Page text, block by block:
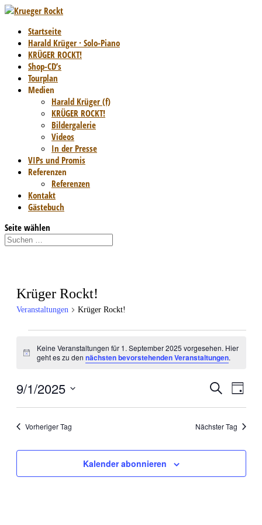
Startseite
Harald Krüger · Solo-Piano
KRÜGER ROCKT!
Shop-CD’s
Tourplan
Medien
Harald Krüger (f)
KRÜGER ROCKT!
Bildergalerie
Videos
In der Presse
VIPs und Promis
Referenzen
Referenzen
Kontakt
Gästebuch
Seite wählen
Krüger Rockt!
Veranstaltungen Krüger Rockt!
für
September
Hinweis
Keine Veranstaltungen für 1. September 2025 vorgesehen. Hier
geht es zu den nächsten bevorstehenden Veranstaltungen.
Suche
und
Suche
Tag
9/1/2025
Vorheriger Tag Nächster Tag
Kalender abonnieren